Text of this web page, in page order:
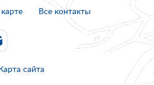
Все контакты
сайта